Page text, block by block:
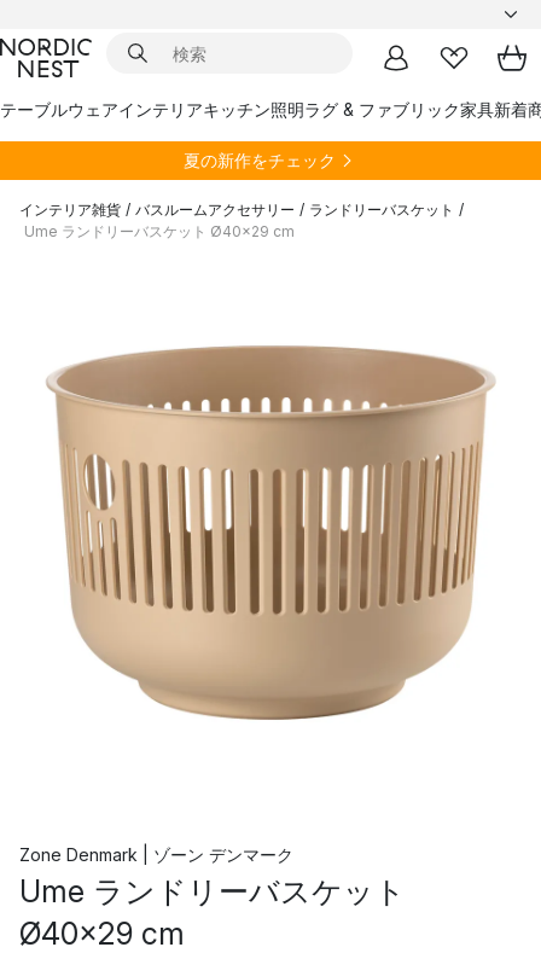
テーブルウェアインテリアキッチン照明ラグ & ファブリック家具新着
夏の新作をチェック
インテリア雑貨 / バスルームアクセサリー / ランドリーバスケット /
Ume ランドリーバスケット Ø40x29 cm
Zone Denmark | ゾーン デンマーク
Ume ランドリーバスケット
Ø40x29 cm